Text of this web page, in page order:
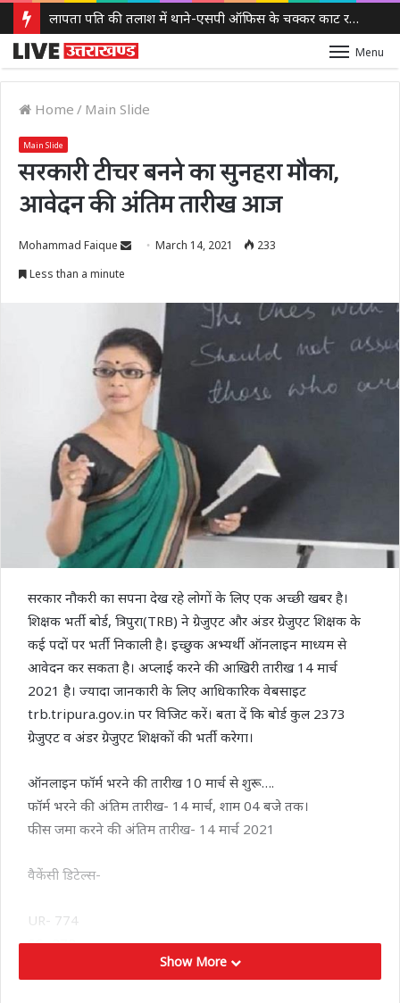
लापता पति की तलाश में थाने-एसपी ऑफिस के चक्कर काट रही नवविवाहिता, ससुराल वालों पर गंभीर आरोप
Menu
Home / Main Slide
Main Slide
सरकारी टीचर बनने का सुनहरा मौका,
आवेदन की अंतिम तारीख आज
Mohammad Faique
SendMarch 14, 2021
233
Less than a minute
सरकार नौकरी का सपना देख रहे लोगों के लिए एक अच्छी खबर है।
शिक्षक भर्ती बोर्ड, त्रिपुरा(TRB) ने ग्रेजुएट और अंडर ग्रेजुएट शिक्षक के
कई पदों पर भर्ती निकाली है। इच्छुक अभ्यर्थी ऑनलाइन माध्यम से
आवेदन कर सकता है। अप्लाई करने की आखिरी तारीख 14 मार्च
2021 है। ज्यादा जानकारी के लिए आधिकारिक वेबसाइट
trb.tripura.gov.in पर विजिट करें। बता दें कि बोर्ड कुल 2373
ग्रेजुएट व अंडर ग्रेजुएट शिक्षकों की भर्ती करेगा।
ऑनलाइन फॉर्म भरने की तारीख 10 मार्च से शुरू….
फॉर्म भरने की अंतिम तारीख- 14 मार्च, शाम 04 बजे तक।
फीस जमा करने की अंतिम तारीख- 14 मार्च 2021
वैकेंसी डिटेल्स-
UR- 774
SC- 272
Show More